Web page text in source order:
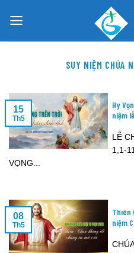
SUY NIỆM CHÚA
Hy
niệm
LỄ
1,1-
VỌNG...
15
Th5
Thiên
niệm
08
Th5